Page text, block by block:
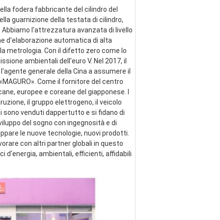
fodera fabbricante del cilindro del
guarnizione della testata di cilindro,
l'attrezzatura avanzata di livello
d'elaborazione automatica di alta
metrologia. Con il difetto zero come lo
ambientali dell'euro V. Nel 2017, il
generale della Cina a assumere il
Come il fornitore del centro
europee e coreane del giapponese. I
il gruppo elettrogeno, il veicolo
sono venduti dappertutto e si fidano di
del sogno con ingegnosità e di
le nuove tecnologie, nuovi prodotti.
con altri partner globali in questo
d'energia, ambientali, efficienti, affidabili